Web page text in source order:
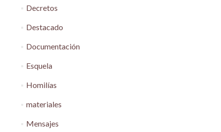
Decretos
Destacado
Documentación
Esquela
Homilías
materiales
Mensajes